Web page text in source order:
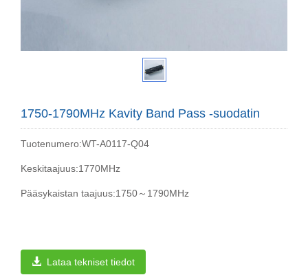
1750-1790MHz Kavity Band Pass -suodatin
Tuotenumero:WT-A0117-Q04
Keskitaajuus:1770MHz
Pääsykaistan taajuus:1750～1790MHz
Lataa tekniset tiedot